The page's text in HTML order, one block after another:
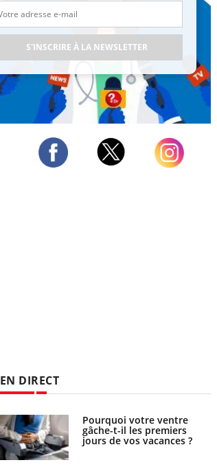
EN DIRECT
Pourquoi votre ventre
gâche-t-il les premiers
jours de vos vacances ?
S'INSCRIRE À LA NEWSLETTER